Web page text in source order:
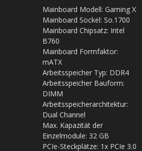
Mainboard Modell: Gaming X
Mainboard Sockel: So.1700
Mainboard Chipsatz: Intel
B760
Mainboard Formfaktor:
mATX
Arbeitsspeicher Typ: DDR4
Arbeitsspeicher Bauform:
DIMM
Arbeitsspeicherarchitektur:
Dual Channel
Max. Kapazität der
Einzelmodule: 32 GB
PCIe-Steckplätze: 1x PCIe 3.0